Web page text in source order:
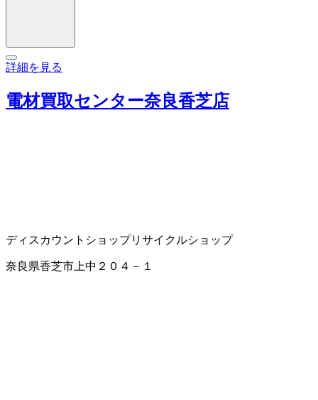
詳細を見る
電材買取センター奈良香芝店
ディスカウントショップリサイクルショップ
奈良県香芝市上中２０４－１